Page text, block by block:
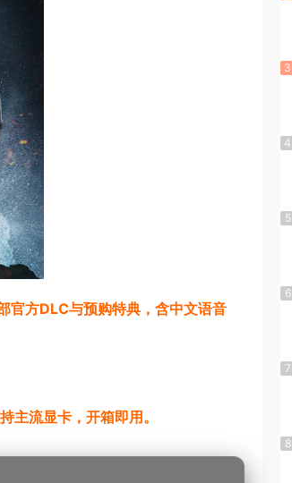
官方DLC与预购特典，含中文语音
流显卡，开箱即用。
3
4
5
6
7
8